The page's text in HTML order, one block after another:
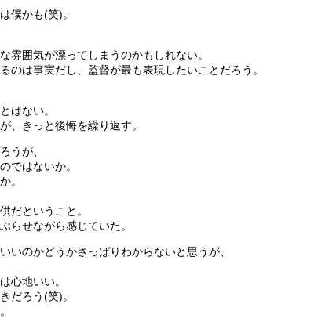
僕かも(笑)。
雰囲気が漂ってしまうのかもしれない。
のは事実だし、監督が最も表現したいことだろう。
はない。
、きっと後悔を繰り返す。
うが、
ではないか。
。
だということ。
らせながら感じていた。
いのかどうかさっぱりわからないと思うが、
心地いい。
だろう(笑)。